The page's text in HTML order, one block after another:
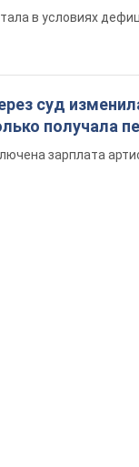
в условиях
суд
получала
зарплата